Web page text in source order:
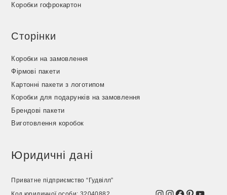
Коробки гофрокартон
Сторінки
Коробки на замовлення
Фірмові пакети
Картонні пакети з логотипом
Коробки для подарунків на замовлення
Брендові пакети
Виготовлення коробок
Юридичні дані
Приватне підприємство “Гудвілл”